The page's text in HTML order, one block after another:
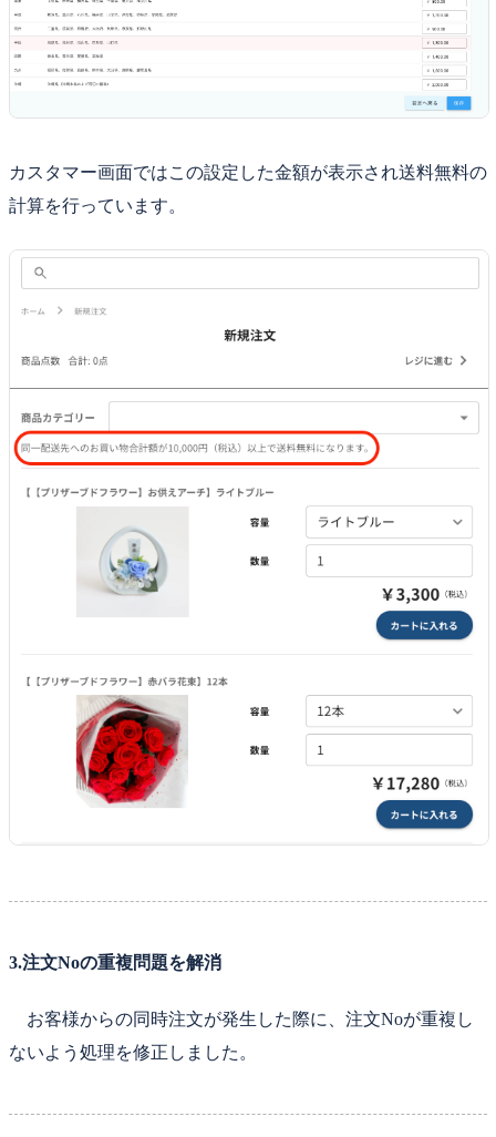
カスタマー画面ではこの設定した金額が表示され送料無料の
計算を行っています。
3.注文Noの重複問題を解消
お客様からの同時注文が発生した際に、注文Noが重複し
ないよう処理を修正しました。